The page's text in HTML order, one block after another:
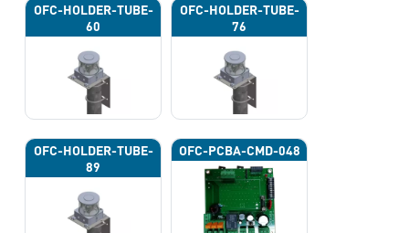
OFC-HOLDER-TUBE-
60
OFC-HOLDER-TUBE-
76
OFC-HOLDER-TUBE-
89
OFC-PCBA-CMD-048